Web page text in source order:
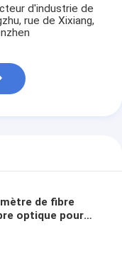
d'industrie de
rue de Xixiang,
de fibre
optique pour